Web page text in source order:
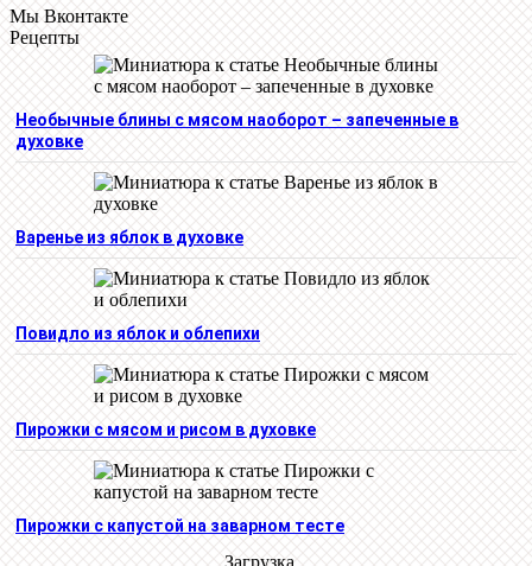
Мы Вконтакте
Рецепты
Необычные блины с мясом наоборот – запеченные в
духовке
Варенье из яблок в духовке
Повидло из яблок и облепихи
Пирожки с мясом и рисом в духовке
Пирожки с капустой на заварном тесте
Загрузка...